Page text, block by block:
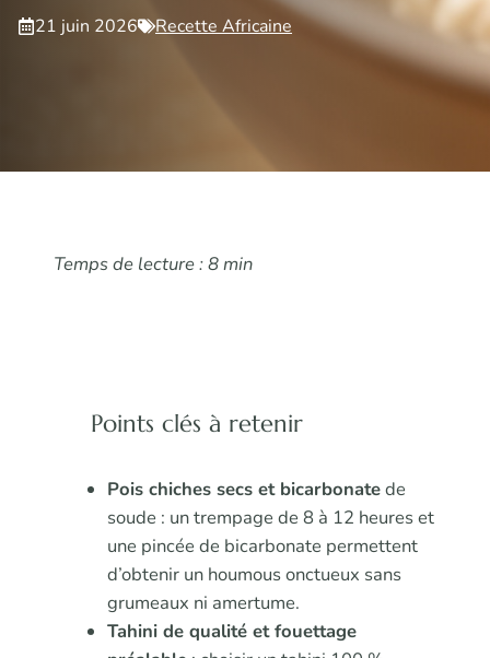
21 juin 2026 Recette Africaine
Temps de lecture : 8 min
Points clés à retenir
Pois chiches secs et bicarbonatede
soude : un trempage de 8 à 12 heures et
une pincée de bicarbonate permettent
d’obtenir un houmous onctueux sans
grumeaux ni amertume.
Tahini de qualité et fouettage